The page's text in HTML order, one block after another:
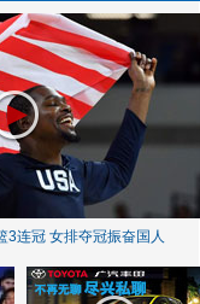
3连冠 女排夺冠振奋国人